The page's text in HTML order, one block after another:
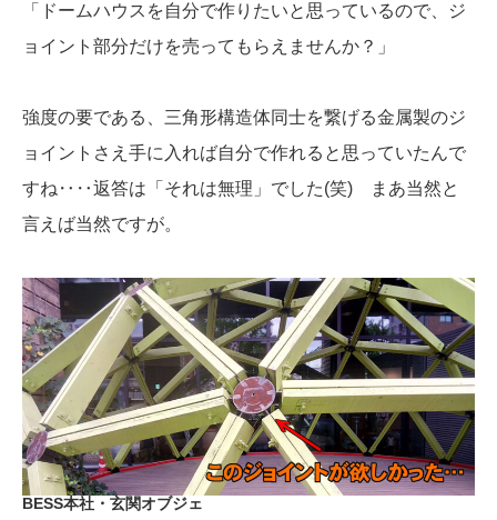
「ドームハウスを自分で作りたいと思っているので、ジ
ョイント部分だけを売ってもらえませんか？」
強度の要である、三角形構造体同士を繋げる金属製のジ
ョイントさえ手に入れば自分で作れると思っていたんで
すね‥‥返答は「それは無理」でした(笑) まあ当然と
言えば当然ですが。
BESS本社・玄関オブジェ